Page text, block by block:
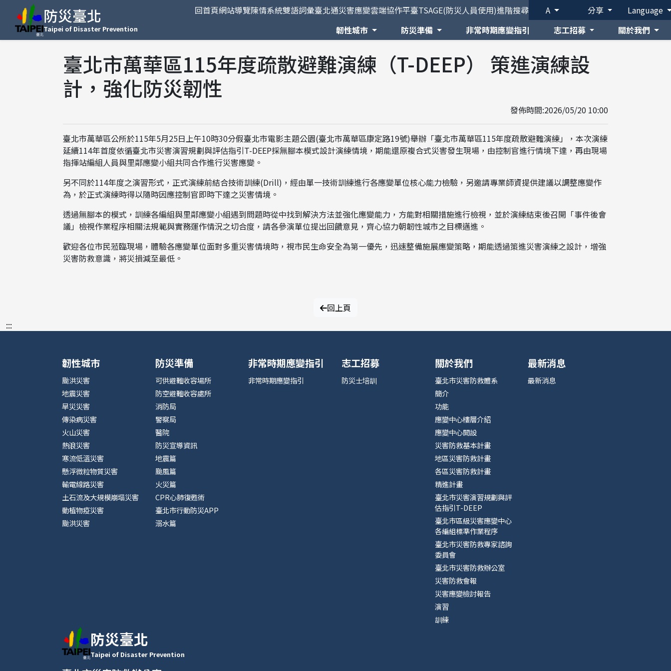
防災臺北
Taipei of Disaster Prevention
回首頁網站導覽陳情系統雙語詞彙臺北通災害應變雲端協作平臺TSAGE(防災人員使用)進階搜尋 A 分享
Language
韌性城市
防災準備 非常時期應變指引 志工招募 關於我們
臺北市萬華區115年度疏散避難演練（T-DEEP） 策進演練設
計，強化防災韌性
發佈時間:2026/05/20 10:00
臺北市萬華區公所於115年5月25日上午10時30分假臺北市電影主題公園(臺北市萬華區康定路19號)舉辦「臺北市萬華區115年度疏散避難演練」，本次演練
延續114年首度依循臺北市災害演習規劃與評估指引T-DEEP採無腳本模式設計演練情境，期能還原複合式災害發生現場，由控制官進行情境下達，再由現場
指揮站編組人員與里鄰應變小組共同合作進行災害應變。
另不同於114年度之演習形式，正式演練前結合技術訓練(Drill)，經由單一技術訓練進行各應變單位核心能力檢驗，另邀請專業師資提供建議以調整應變作
為，於正式演練時得以隨時因應控制官即時下達之災害情境。
透過無腳本的模式，訓練各編組與里鄰應變小組遇到問題時從中找到解決方法並強化應變能力，方能對相關措施進行檢視，並於演練結束後召開「事件後會
議」檢視作業程序相關法規範與實務運作情況之切合度，請各參演單位提出回饋意見，齊心協力朝韌性城市之目標邁進。
歡迎各位市民蒞臨現場，體驗各應變單位面對多重災害情境時，視市民生命安全為第一優先，迅速整備施展應變策略，期能透過策進災害演練之設計，增強
災害防救意識，將災損減至最低。
回上頁
:::
韌性城市
颱洪災害
地震災害
旱災災害
傳染病災害
火山災害
熱浪災害
寒流低溫災害
懸浮微粒物質災害
輸電線路災害
土石流及大規模崩塌災害
動植物疫災害
颱洪災害
防災準備
可供避難收容場所
防空避難收容處所
消防局
警察局
醫院
防災宣導資訊
地震篇
颱風篇
火災篇
CPR心肺復甦術
臺北市行動防災APP
溺水篇
非常時期應變指引
非常時期應變指引
志工招募
防災士培訓
關於我們
臺北市災害防救體系
簡介
功能
應變中心樓層介紹
應變中心開設
災害防救基本計畫
地區災害防救計畫
各區災害防救計畫
精進計畫
臺北市災害演習規劃與評
估指引T-DEEP
臺北市區級災害應變中心
各編組標準作業程序
臺北市災害防救專家諮詢
委員會
臺北市災害防救辦公室
災害防救會報
災害應變檢討報告
演習
訓練
最新消息
最新消息
防災臺北
Taipei of Disaster Prevention